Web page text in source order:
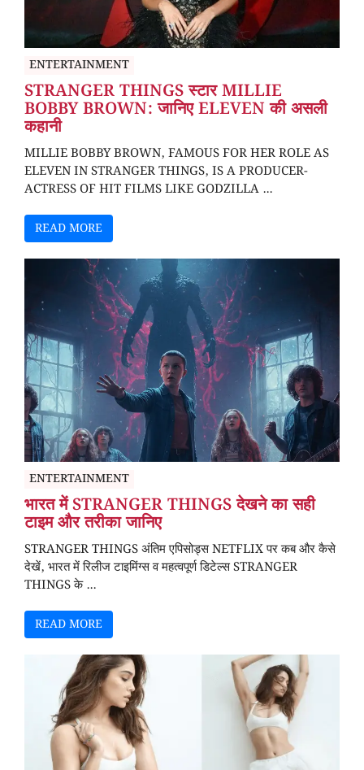
ENTERTAINMENT
STRANGER THINGS स्टार MILLIE
BOBBY BROWN: जानिए ELEVEN की असली
कहानी
MILLIE BOBBY BROWN, FAMOUS FOR HER ROLE AS
ELEVEN IN STRANGER THINGS, IS A PRODUCER-
ACTRESS OF HIT FILMS LIKE GODZILLA ...
READ MORE
ENTERTAINMENT
भारत में STRANGER THINGS देखने का सही
टाइम और तरीका जानिए
STRANGER THINGS अंतिम एपिसोड्स NETFLIX पर कब और कैसे
देखें, भारत में रिलीज टाइमिंग्स व महत्वपूर्ण डिटेल्स STRANGER
THINGS के ...
READ MORE